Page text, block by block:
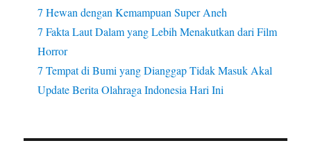
7 Hewan dengan Kemampuan Super Aneh
7 Fakta Laut Dalam yang Lebih Menakutkan dari Film
Horror
7 Tempat di Bumi yang Dianggap Tidak Masuk Akal
Update Berita Olahraga Indonesia Hari Ini